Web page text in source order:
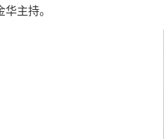
主持。